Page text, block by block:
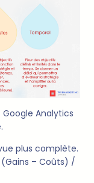
Analytics
plus complète.
– Coûts) /